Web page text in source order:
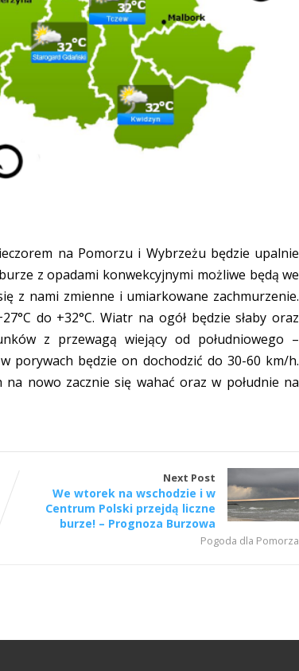
na Pomorzu i Wybrzeżu będzie upalnie
z opadami konwekcyjnymi możliwe będą we
z nami zmienne i umiarkowane zachmurzenie.
do +32°C. Wiatr na ogół będzie słaby oraz
z przewagą wiejący od południowego –
porywach będzie on dochodzić do 30-60 km/h.
nowo zacznie się wahać oraz w południe na
Next Post
We wtorek na wschodzie i w
Centrum Polski przejdą liczne
burze! – Prognoza Burzowa
Pogoda dla Pomorza